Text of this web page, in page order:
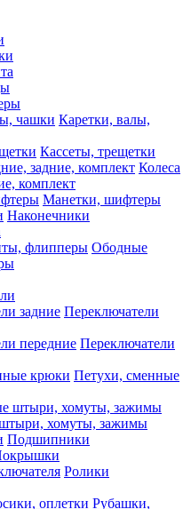
Каретки, валы,
Кассеты, трещетки
Колеса
комплект
Манетки, шифтеры
Наконечники
Ободные
Переключатели
Переключатели
Петухи, сменные
хомуты, зажимы
Подшипники
Ролики
Рубашки,